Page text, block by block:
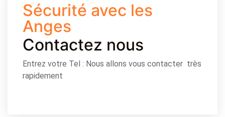
Sécurité avec les
Anges
Contactez nous
Entrez votre Tel : Nous allons vous contacter très
rapidement